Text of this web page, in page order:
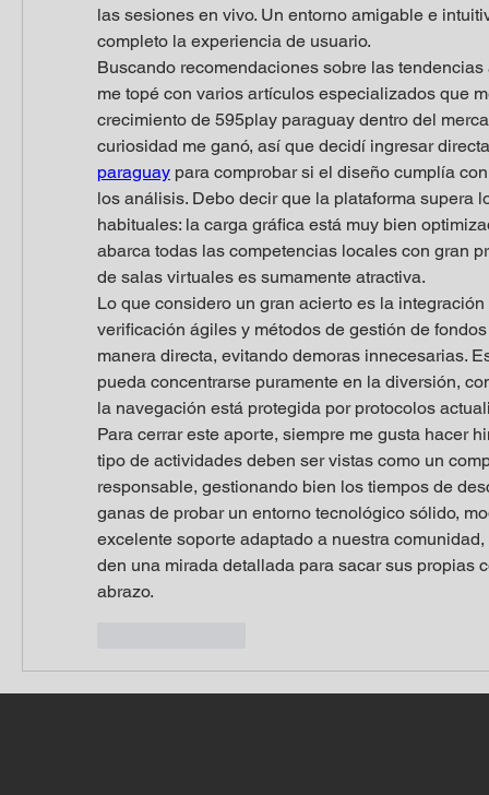
las sesiones en vivo. Un entorno amigable e
completo la experiencia de usuario.
Buscando recomendaciones sobre las tendencias
me topé con varios artículos especializados que
crecimiento de 595play paraguay dentro del
curiosidad me ganó, así que decidí ingresar
paraguay para comprobar si el diseño cumplía
los análisis. Debo decir que la plataforma supera
habituales: la carga gráfica está muy bien
abarca todas las competencias locales con gran
de salas virtuales es sumamente atractiva.
Lo que considero un gran acierto es la
verificación ágiles y métodos de gestión de
manera directa, evitando demoras innecesarias.
pueda concentrarse puramente en la diversión,
la navegación está protegida por protocolos
Para cerrar este aporte, siempre me gusta hacer
tipo de actividades deben ser vistas como un
responsable, gestionando bien los tiempos de
ganas de probar un entorno tecnológico sólido,
excelente soporte adaptado a nuestra
den una mirada detallada para sacar sus propias
abrazo.